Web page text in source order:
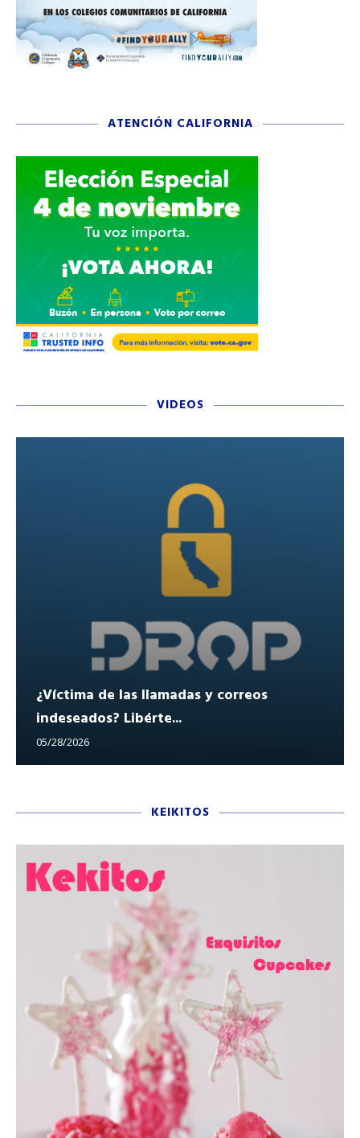
ATENCIÓN CALIFORNIA
VIDEOS
¿Víctima de las llamadas y correos
indeseados? Libérte...
05/28/2026
KEIKITOS